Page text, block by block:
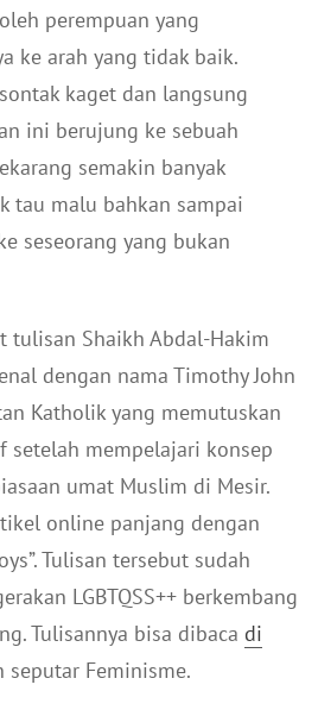
perempuan yang
ke arah yang tidak baik.
kaget dan langsung
ini berujung ke sebuah
semakin banyak
tau malu bahkan sampai
seseorang yang bukan
tulisan Shaikh Abdal-Hakim
dengan nama Timothy John
Katholik yang memutuskan
setelah mempelajari konsep
umat Muslim di Mesir.
online panjang dengan
Tulisan tersebut sudah
LGBTQSS++ berkembang
Tulisannya bisa dibaca di
seputar Feminisme.